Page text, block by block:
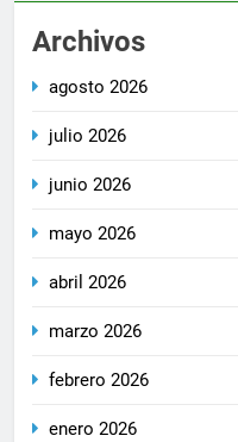
Archivos
agosto 2026
julio 2026
junio 2026
mayo 2026
abril 2026
marzo 2026
febrero 2026
enero 2026